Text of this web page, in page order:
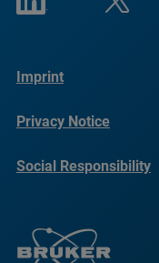
Imprint
Privacy Notice
Social Responsibility